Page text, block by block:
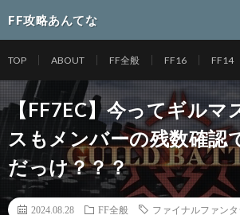
FF攻略あんてな
TOP ABOUT FF全般 FF16 FF14
【FF7EC】今ってギルマ
スもメンバーの残数確認
だっけ？？？
2024.08.28 FF全般 ファイナルファン